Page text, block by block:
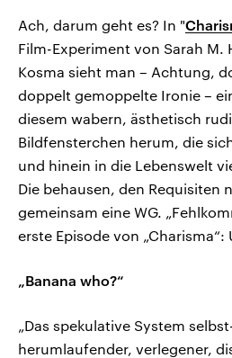
Ach, darum geht es? In "
Film-Experiment von Sarah M.
Kosma sieht man – Achtung,
doppelt gemoppelte Ironie –
diesem wabern, ästhetisch
Bildfensterchen herum, die
und hinein in die Lebenswelt
Die behausen, den Requisiten
gemeinsam eine WG.
erste Episode von
„Banana who?“
„Das spekulative System
herumlaufender, verlegener,